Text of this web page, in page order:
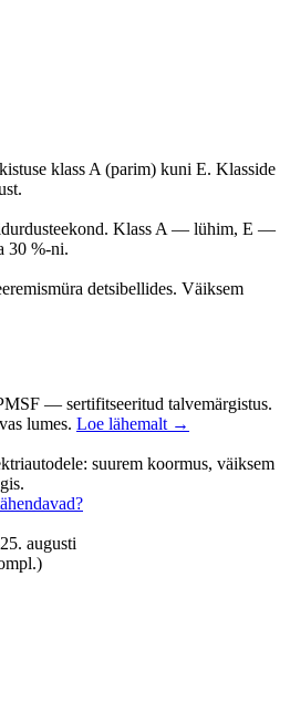
klass A (parim) kuni E. Klasside
Klass A — lühim, E —
30 %-ni.
detsibellides. Väiksem
— sertifitseeritud talvemärgistus.
lumes. Loe lähemalt →
suurem koormus, väiksem
augusti